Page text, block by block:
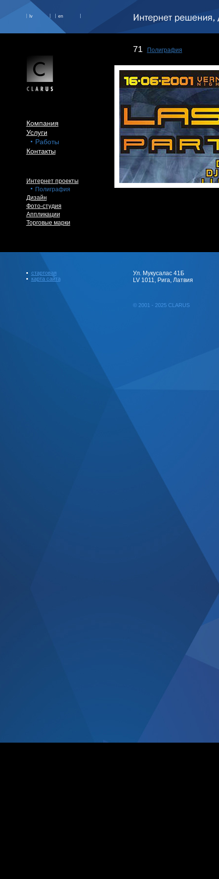
lv en
Компания
Услуги
Работы
Контакты
Интернет проекты
Полиграфия
Дизайн
Фото-студия
Аппликации
Торговые марки
71 Полиграфия
стартовая
карта сайта
Ул. Мукусалас 41Б
LV 1011, Рига, Латвия
© 2001 - 2025 CLARUS